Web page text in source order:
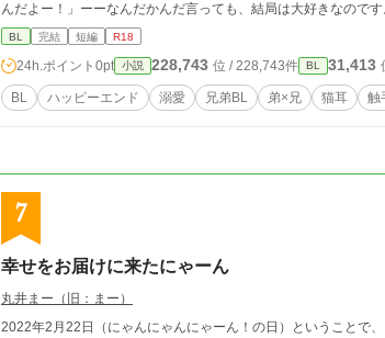
んだよー！」ーーなんだかんだ言っても、結局は大好きなのです
BL 完結 短編 R18
24h.ポイント 0pt 小説 228,743 位 / 228,743件 BL 31,413
BL ハッピーエンド 溺愛 兄弟BL 弟×兄 猫耳 触
7
幸せをお届けに来たにゃーん
丸井まー（旧：まー）
2022年2月22日（にゃんにゃんにゃーん！の日）ということで